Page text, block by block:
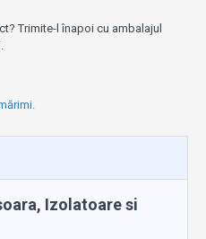
Trimite-l înapoi cu ambalajul
Izolatoare si